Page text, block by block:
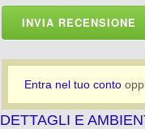
INVIA RECENSIONE
Entra nel tuo conto
DETTAGLI E